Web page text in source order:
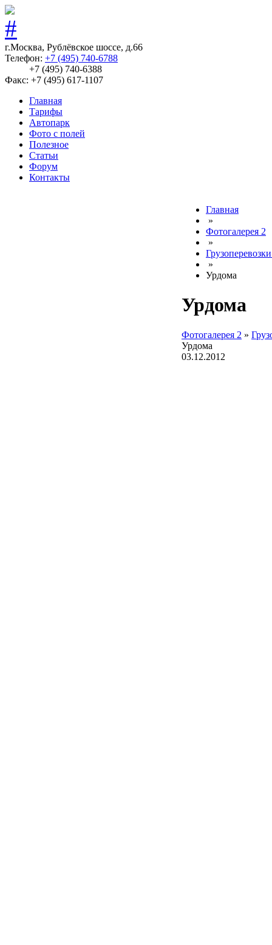
г.Москва, Рублёвское шоссе, д.66
Телефон: +7 (495) 740-6788
+7 (495) 740-6388
Факс: +7 (495) 617-1107
Главная
Тарифы
Автопарк
Фото с полей
Полезное
Статьи
Форум
Контакты
Главная
»
Фотогалерея 2
»
»
Урдома
Урдома
Фотогалерея 2 »
Урдома
03.12.2012